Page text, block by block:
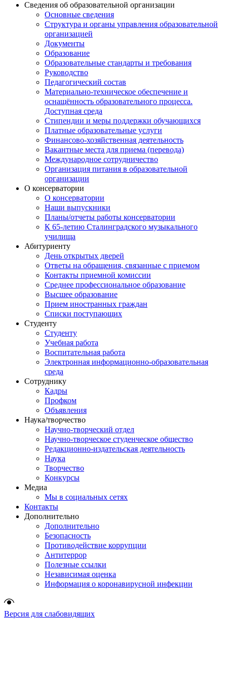
Сведения об образовательной организации
Основные сведения
Структура и органы управления образовательной
организацией
Документы
Образование
Образовательные стандарты и требования
Руководство
Педагогический состав
Материально-техническое обеспечение и
оснащённость образовательного процесса.
Доступная среда
Стипендии и меры поддержки обучающихся
Платные образовательные услуги
Финансово-хозяйственная деятельность
Вакантные места для приема (перевода)
Международное сотрудничество
Организация питания в образовательной
организации
О консерватории
О консерватории
Наши выпускники
Планы/отчеты работы консерватории
К 65-летию Сталинградского музыкального
училища
Абитуриенту
День открытых дверей
Ответы на обращения, связанные с приемом
Контакты приемной комиссии
Среднее профессиональное образование
Высшее образование
Прием иностранных граждан
Списки поступающих
Студенту
Студенту
Учебная работа
Воспитательная работа
Электронная информационно-образовательная
среда
Сотруднику
Кадры
Профком
Объявления
Наука/творчество
Научно-творческий отдел
Научно-творческое студенческое общество
Редакционно-издательская деятельность
Наука
Творчество
Конкурсы
Медиа
Мы в социальных сетях
Контакты
Дополнительно
Дополнительно
Безопасность
Противодействие коррупции
Антитеррор
Полезные ссылки
Независимая оценка
Информация о коронавирусной инфекции
Версия для слабовидящих